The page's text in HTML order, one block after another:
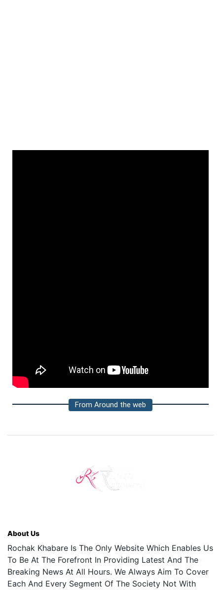
From Around the web
About Us
Rochak Khabare Is The Only Website Which Enables Us
To Be At The Forefront In Providing Latest And The
Breaking News At All Hours. We Always Aim To Cover
Each And Every Segment Of The Society Not With